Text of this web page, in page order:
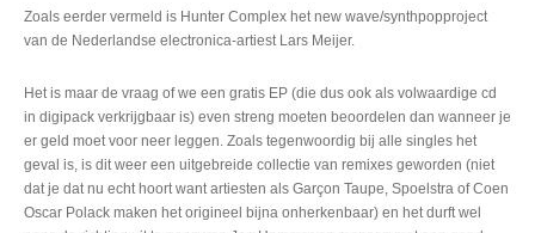
Zoals eerder vermeld is Hunter Complex het new wave/synthpopproject
van de Nederlandse electronica-artiest Lars Meijer.
Het is maar de vraag of we een gratis EP (die dus ook als volwaardige cd
in digipack verkrijgbaar is) even streng moeten beoordelen dan wanneer je
er geld moet voor neer leggen. Zoals tegenwoordig bij alle singles het
geval is, is dit weer een uitgebreide collectie van remixes geworden (niet
dat je dat nu echt hoort want artiesten als Garçon Taupe, Spoelstra of Coen
Oscar Polack maken het origineel bijna onherkenbaar) en het durft wel